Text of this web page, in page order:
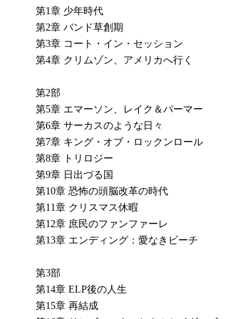
第1章 少年時代
第2章 バンド草創期
第3章 コート・イン・セッション
第4章 クリムゾン、アメリカへ行く
第2部
第5章 エマーソン、レイク＆パーマー
第6章 サーカスのような日々
第7章 キング・オブ・ロックンロール
第8章 トリロジー
第9章 日出づる国
第10章 恐怖の頭脳改革の時代
第11章 クリスマス休暇
第12章 庶民のファンファーレ
第13章 エンディング：愛なきビーチ
第3部
第14章 ELP後の人生
第15章 再結成